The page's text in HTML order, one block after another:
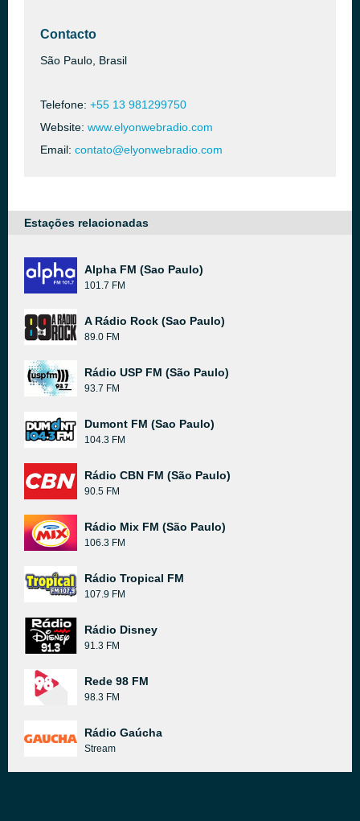
Contacto
São Paulo, Brasil
Telefone: +55 13 981299750
Website: www.elyonwebradio.com
Email: contato@elyonwebradio.com
Estações relacionadas
Alpha FM (Sao Paulo)
101.7 FM
A Rádio Rock (Sao Paulo)
89.0 FM
Rádio USP FM (São Paulo)
93.7 FM
Dumont FM (Sao Paulo)
104.3 FM
Rádio CBN FM (São Paulo)
90.5 FM
Rádio Mix FM (São Paulo)
106.3 FM
Rádio Tropical FM
107.9 FM
Rádio Disney
91.3 FM
Rede 98 FM
98.3 FM
Rádio Gaúcha
Stream